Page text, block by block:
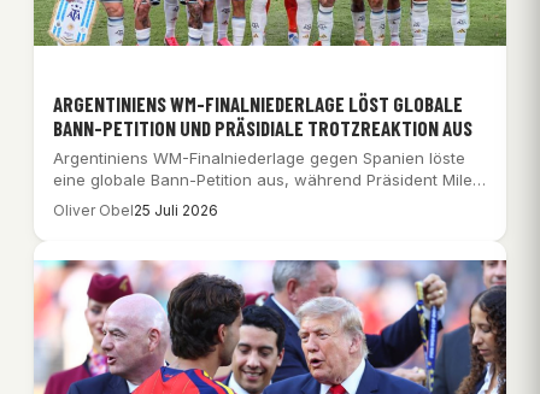
ARGENTINIENS WM-FINALNIEDERLAGE LÖST GLOBALE
BANN-PETITION UND PRÄSIDIALE TROTZREAKTION AUS
Argentiniens WM-Finalniederlage gegen Spanien löste
eine globale Bann-Petition aus, während Präsident Milei
die Nation inmitten…
Oliver Obel25 Juli 2026